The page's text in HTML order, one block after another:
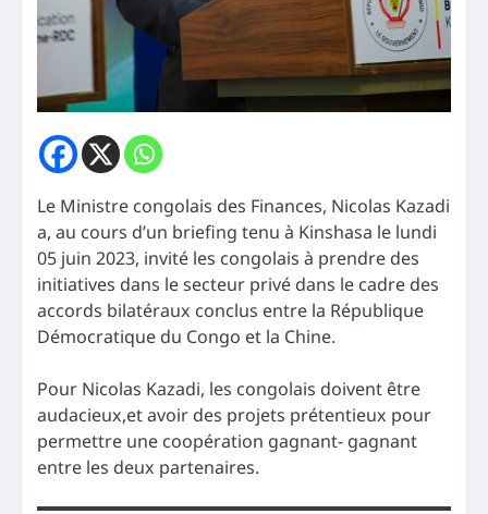
Le Ministre congolais des Finances, Nicolas Kazadi
a, au cours d’un briefing tenu à Kinshasa le lundi
05 juin 2023, invité les congolais à prendre des
initiatives dans le secteur privé dans le cadre des
accords bilatéraux conclus entre la République
Démocratique du Congo et la Chine.
Pour Nicolas Kazadi, les congolais doivent être
audacieux,et avoir des projets prétentieux pour
permettre une coopération gagnant- gagnant
entre les deux partenaires.